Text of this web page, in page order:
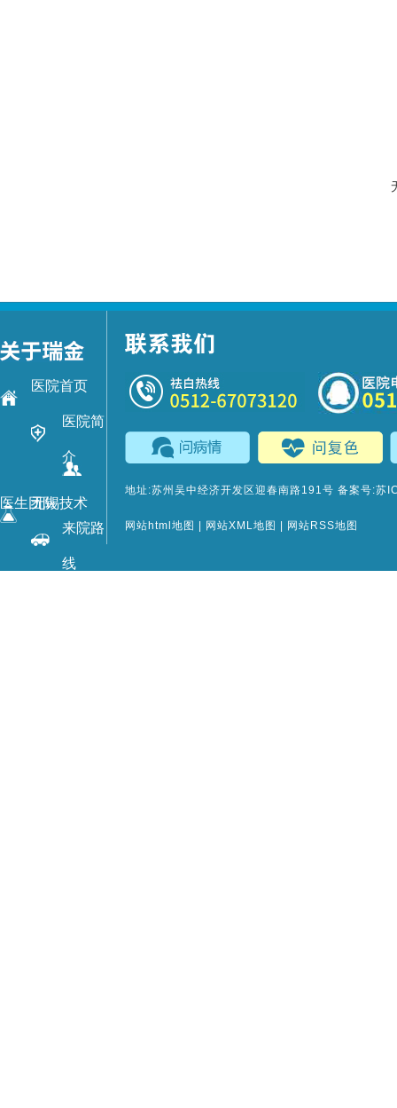
医院首页
医院简
介
医生团队无锡技术
来院路
线
地址:苏州吴中经济开发区迎春南路191号 备案号:苏
网站html地图 网站XML地图 网站RSS地图